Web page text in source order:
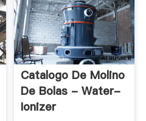
Catalogo De Molino
De Bolas - Water-
Ionizer